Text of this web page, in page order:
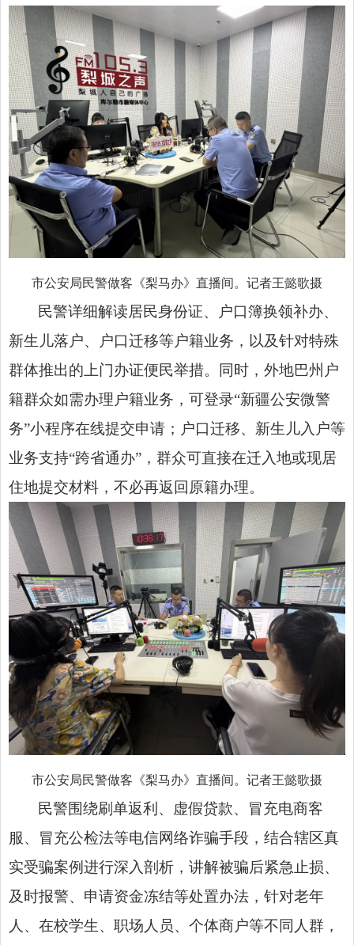
市公安局民警做客《梨马办》直播间。记者王懿歌摄
民警详细解读居民身份证、户口簿换领补办、
新生儿落户、户口迁移等户籍业务，以及针对特殊
群体推出的上门办证便民举措。同时，外地巴州户
籍群众如需办理户籍业务，可登录“新疆公安微警
务”小程序在线提交申请；户口迁移、新生儿入户等
业务支持“跨省通办”，群众可直接在迁入地或现居
住地提交材料，不必再返回原籍办理。
市公安局民警做客《梨马办》直播间。记者王懿歌摄
民警围绕刷单返利、虚假贷款、冒充电商客
服、冒充公检法等电信网络诈骗手段，结合辖区真
实受骗案例进行深入剖析，讲解被骗后紧急止损、
及时报警、申请资金冻结等处置办法，针对老年
人、在校学生、职场人员、个体商户等不同人群，